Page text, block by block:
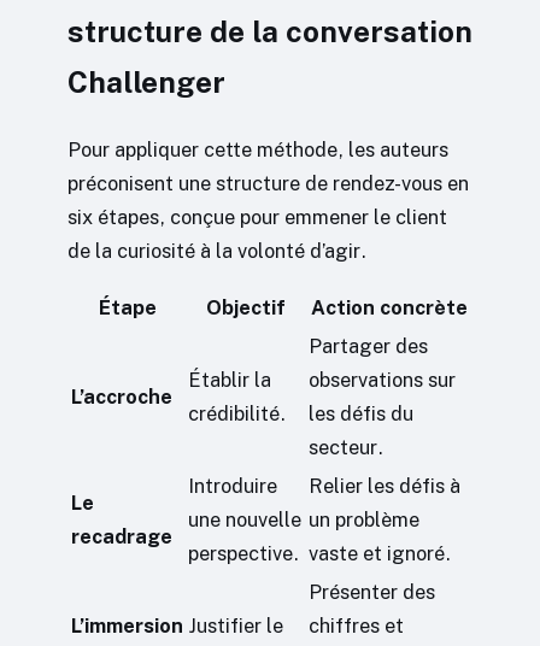
structure de la conversation
Challenger
Pour appliquer cette méthode, les auteurs
préconisent une structure de rendez-vous en
six étapes, conçue pour emmener le client
de la curiosité à la volonté d’agir.
Étape Objectif Action concrète
L’accroche
Établir la
crédibilité.
Partager des
observations sur
les défis du
secteur.
Le
recadrage
Introduire
une nouvelle
perspective.
Relier les défis à
un problème
vaste et ignoré.
L’immersion Justifier le
Présenter des
chiffres et